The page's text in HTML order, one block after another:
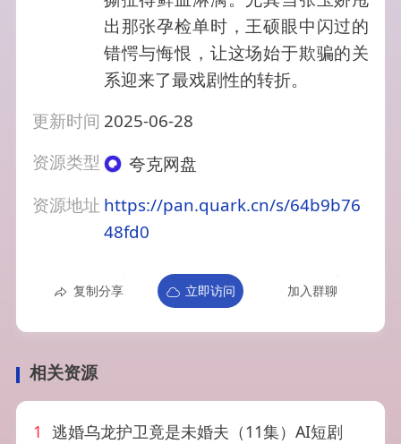
出那张孕检单时，王硕眼中闪过的
错愕与悔恨，让这场始于欺骗的关
系迎来了最戏剧性的转折。
更新时间 2025-06-28
资源类型
夸克网盘
资源地址 https://pan.quark.cn/s/64b9b76
48fd0
复制分享 立即访问 加入群聊
相关资源
1 逃婚乌龙护卫竟是未婚夫（11集）AI短剧